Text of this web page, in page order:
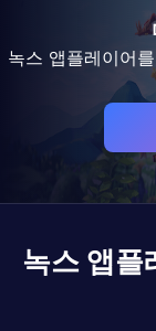
녹스 앱플레이어
녹스 앱플